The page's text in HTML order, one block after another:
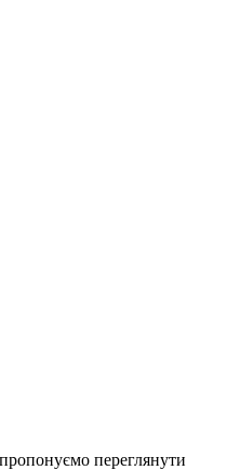
переглянути